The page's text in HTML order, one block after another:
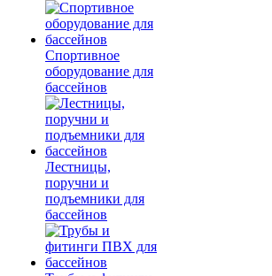
Спортивное
оборудование для
бассейнов
Лестницы,
поручни и
подъемники для
бассейнов